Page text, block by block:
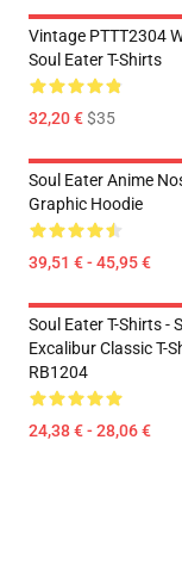
Vintage PTTT2304
Soul Eater T-Shirts
32,20 €$35
Soul Eater Anime
Graphic Hoodie
39,51 € - 45,95 €
Soul Eater T-Shirts -
Excalibur Classic T-
RB1204
24,38 € - 28,06 €